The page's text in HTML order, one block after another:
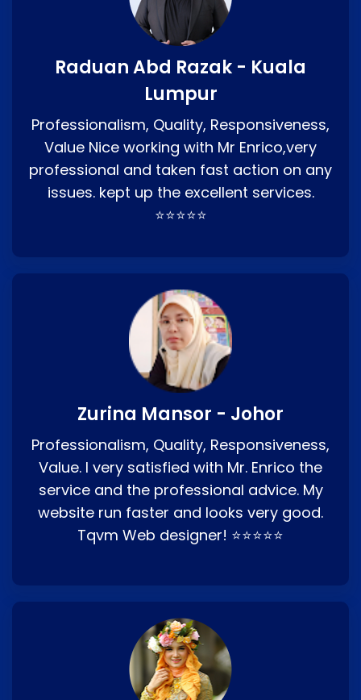
Raduan Abd Razak - Kuala
Lumpur
Professionalism, Quality, Responsiveness,
Value Nice working with Mr Enrico,very
professional and taken fast action on any
issues. kept up the excellent services.
⭐⭐⭐⭐⭐
Zurina Mansor - Johor
Professionalism, Quality, Responsiveness,
Value. I very satisfied with Mr. Enrico the
service and the professional advice. My
website run faster and looks very good.
Tqvm Web designer! ⭐⭐⭐⭐⭐